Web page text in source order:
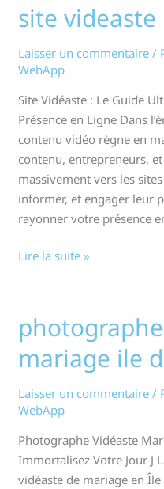
site videaste
Laisser un commentaire /
WebApp
Site Vidéaste : Le Guide
Présence en Ligne Dans
contenu vidéo règne en
contenu, entrepreneurs,
massivement vers les
informer, et engager leur
rayonner votre présence
site
videaste
Lire la suite »
mariage ile
Laisser un commentaire /
WebApp
Photographe Vidéaste
Immortalisez Votre Jour J
vidéaste de mariage en
photographe
vidéaste
mariage
de
france